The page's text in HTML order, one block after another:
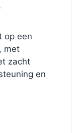
op een
met
zacht
en